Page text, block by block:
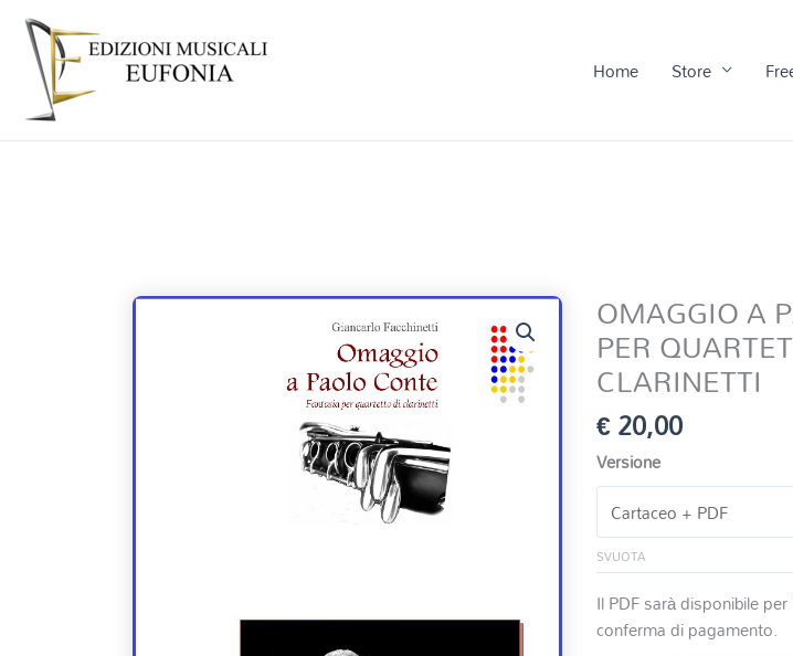
Home Store
OMAGGIO A
PER
CLARINETTI
€20,00
Versione
SVUOTA
Il PDF sarà disponibile
conferma di pagamento.